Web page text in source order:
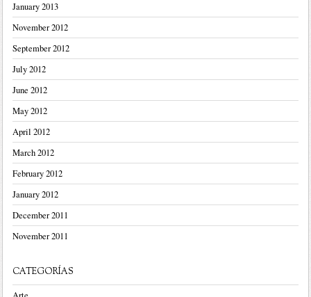
January 2013
November 2012
September 2012
July 2012
June 2012
May 2012
April 2012
March 2012
February 2012
January 2012
December 2011
November 2011
CATEGORÍAS